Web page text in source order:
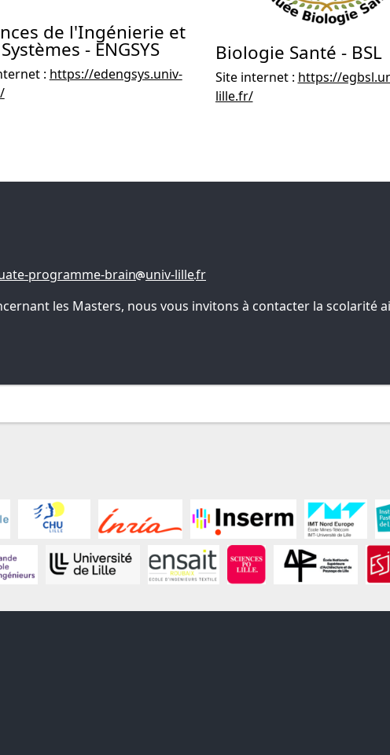
de l'Ingénierie et
- ENGSYS
: https://edengsys.univ-
Biologie Santé - BSL
Site internet : https://
lille.fr/
programme-brain univ-lillefr
les Masters, nous vous invitons à contacter la scolarité